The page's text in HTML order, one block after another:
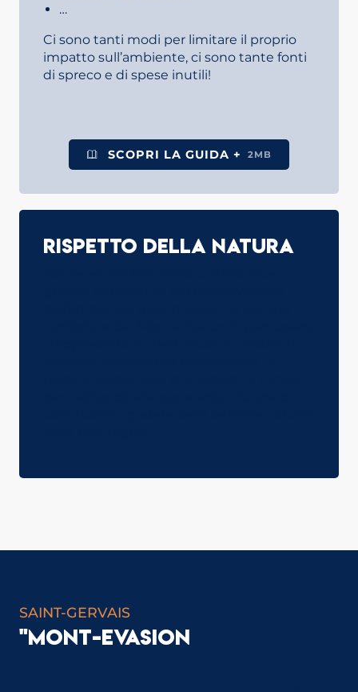
…
Ci sono tanti modi per limitare il proprio
impatto sull’ambiente, ci sono tante fonti
di spreco e di spese inutili!
SCOPRI LA GUIDA + 2MB
Rispetto della natura
SAINT-GERVAIS
"MONT-EVASION